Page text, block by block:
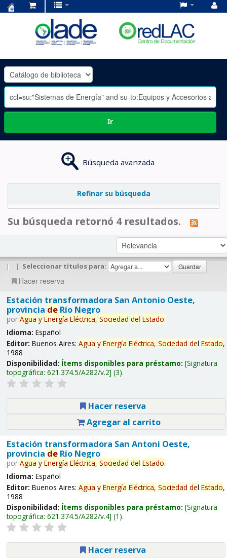
OLADE
-
Ir
Búsqueda avanzada
Refinar su búsqueda
Su búsqueda retornó 4 resultados.
| | Seleccionar títulos para:
Hacer reserva
Estación transformadora San Antonio Oeste,
provincia deRío Negro
por Agua y Energía Eléctrica, Sociedad del Estado.
Idioma: Español
Editor: Buenos Aires: Agua y Energía Eléctrica, Sociedad del Estado,
1988
Disponibilidad: Ítems disponibles para préstamo: Signatura
topográfica: 621.374.5/A282/v.2 (3).
Hacer reserva
Agregar al carrito
Estación transformadora San Antoni Oeste,
provincia deRío Negro
por Agua y Energía Eléctrica, Sociedad del Estado.
Idioma: Español
Editor: Buenos Aires: Agua y Energía Eléctrica, Sociedad del Estado,
1988
Disponibilidad: Ítems disponibles para préstamo: Signatura
topográfica: 621.374.5/A282/v.4 (1).
Hacer reserva